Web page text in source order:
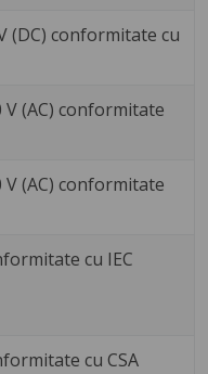
(DC) conformitate cu
V (AC) conformitate
V (AC) conformitate
cu IEC
cu CSA